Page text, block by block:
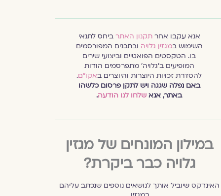
אנא עקבו אחרתקנון האתר ביחס לתנאי
השימוש במגזין גלויה ובתכנים המפורסמים
בו. הטקסטים הפואטיים וביצועי שירים
המופיעים ב׳גלויה׳ מתפרסמים הודות
להסדרת זכויות היוצרות והיוצרים באקו״ם.
באם נפלה שגגה ויש לתקן פרסום כלשהו
באתר, אנא שלחו לנו הודעה.
במילון המונחים של מגזין
גלויה כבר ביקרת?
האינדקס שיוביל אותך לנושאים נוספים שנכתב עליהם